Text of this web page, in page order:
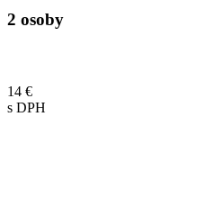
2 osoby
14 €
s DPH